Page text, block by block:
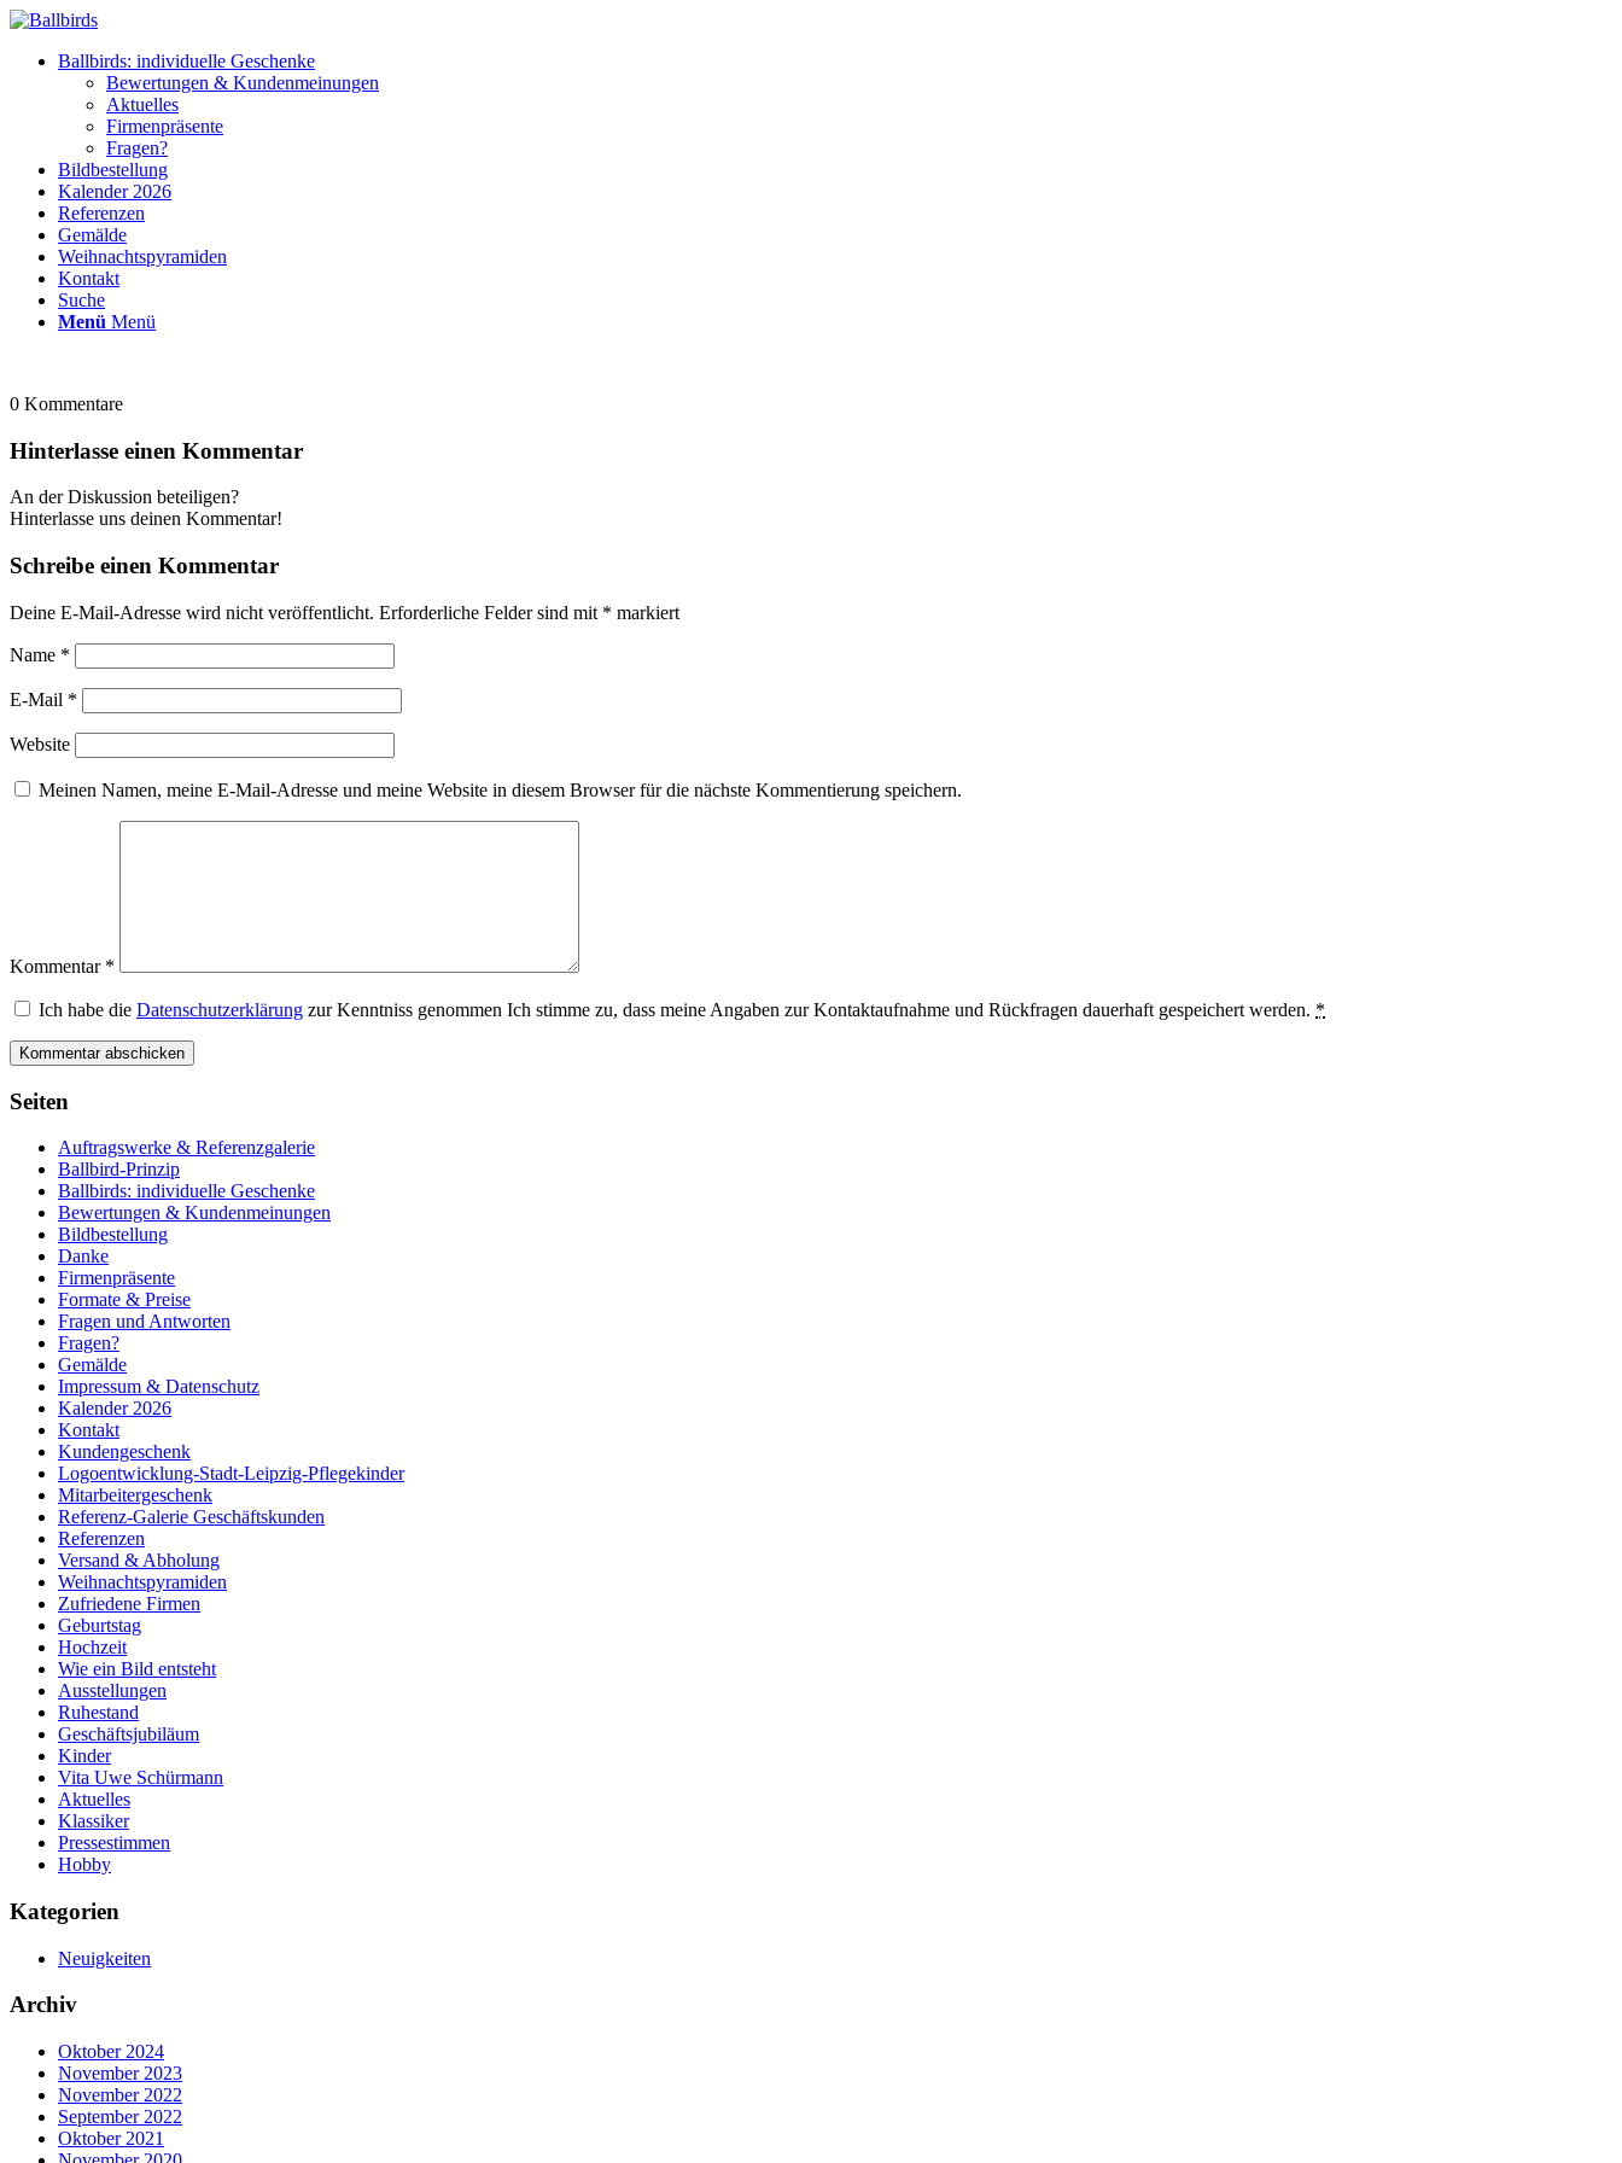
Ballbirds: individuelle Geschenke
Bewertungen & Kundenmeinungen
Aktuelles
Firmenpräsente
Fragen?
Bildbestellung
Kalender 2026
Referenzen
Gemälde
Weihnachtspyramiden
Kontakt
Suche
Menü Menü
0 Kommentare
Hinterlasse einen Kommentar
An der Diskussion beteiligen?
Hinterlasse uns deinen Kommentar!
Schreibe einen Kommentar
Deine E-Mail-Adresse wird nicht veröffentlicht. Erforderliche Felder sind mit * markiert
Name *
E-Mail *
Website
Meinen Namen, meine E-Mail-Adresse und meine Website in diesem Browser für die nächste Kommentierung speichern.
Kommentar *
Ich habe die Datenschutzerklärung zur Kenntniss genommen Ich stimme zu, dass meine Angaben zur Kontaktaufnahme und Rückfragen dauerhaft gespeichert werden. *
Seiten
Auftragswerke & Referenzgalerie
Ballbird-Prinzip
Ballbirds: individuelle Geschenke
Bewertungen & Kundenmeinungen
Bildbestellung
Danke
Firmenpräsente
Formate & Preise
Fragen und Antworten
Fragen?
Gemälde
Impressum & Datenschutz
Kalender 2026
Kontakt
Kundengeschenk
Logoentwicklung-Stadt-Leipzig-Pflegekinder
Mitarbeitergeschenk
Referenz-Galerie Geschäftskunden
Referenzen
Versand & Abholung
Weihnachtspyramiden
Zufriedene Firmen
Geburtstag
Hochzeit
Wie ein Bild entsteht
Ausstellungen
Ruhestand
Geschäftsjubiläum
Kinder
Vita Uwe Schürmann
Aktuelles
Klassiker
Pressestimmen
Hobby
Kategorien
Neuigkeiten
Archiv
Oktober 2024
November 2023
November 2022
September 2022
Oktober 2021